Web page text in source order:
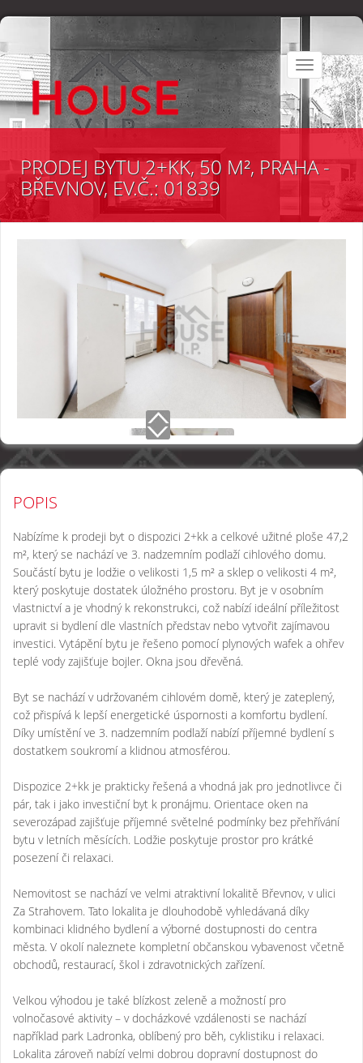
Toggle
navigation
PRODEJ BYTU 2+KK, 50 M², PRAHA -
BŘEVNOV, EV.Č.: 01839
POPIS
Nabízíme k prodeji byt o dispozici 2+kk a celkové užitné ploše 47,2
m², který se nachází ve 3. nadzemním podlaží cihlového domu.
Součástí bytu je lodžie o velikosti 1,5 m² a sklep o velikosti 4 m²,
který poskytuje dostatek úložného prostoru. Byt je v osobním
vlastnictví a je vhodný k rekonstrukci, což nabízí ideální příležitost
upravit si bydlení dle vlastních představ nebo vytvořit zajímavou
investici. Vytápění bytu je řešeno pomocí plynových wafek a ohřev
teplé vody zajišťuje bojler. Okna jsou dřevěná.
Byt se nachází v udržovaném cihlovém domě, který je zateplený,
což přispívá k lepší energetické úspornosti a komfortu bydlení.
Díky umístění ve 3. nadzemním podlaží nabízí příjemné bydlení s
dostatkem soukromí a klidnou atmosférou.
Dispozice 2+kk je prakticky řešená a vhodná jak pro jednotlivce či
pár, tak i jako investiční byt k pronájmu. Orientace oken na
severozápad zajišťuje příjemné světelné podmínky bez přehřívání
bytu v letních měsících. Lodžie poskytuje prostor pro krátké
posezení či relaxaci.
Nemovitost se nachází ve velmi atraktivní lokalitě Břevnov, v ulici
Za Strahovem. Tato lokalita je dlouhodobě vyhledávaná díky
kombinaci klidného bydlení a výborné dostupnosti do centra
města. V okolí naleznete kompletní občanskou vybavenost včetně
obchodů, restaurací, škol i zdravotnických zařízení.
Velkou výhodou je také blízkost zeleně a možností pro
volnočasové aktivity – v docházkové vzdálenosti se nachází
například park Ladronka, oblíbený pro běh, cyklistiku i relaxaci.
Lokalita zároveň nabízí velmi dobrou dopravní dostupnost do